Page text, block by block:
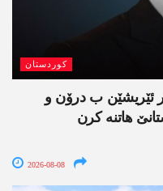
کوردستان
ئێریشێن ب درۆن و
ھاتنە کرن
2026-08-08